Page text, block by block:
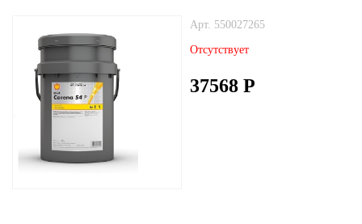
Арт. 550027265
Отсутствует
37568 Р